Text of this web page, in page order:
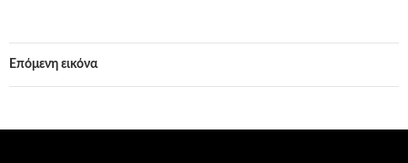
Επόμενη εικόνα